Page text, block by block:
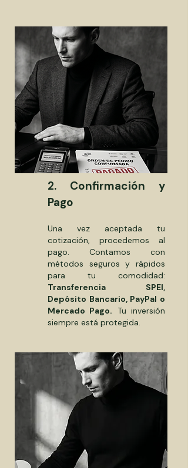
2. Confirmación y
Pago
Una vez aceptada tu
cotización, procedemos al
pago. Contamos con
métodos seguros y rápidos
para tu comodidad:
Transferencia SPEI,
Depósito Bancario, PayPal o
Mercado Pago. Tu inversión
siempre está protegida.